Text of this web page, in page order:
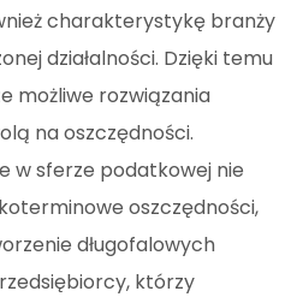
charakterystykę branży
działalności. Dzięki temu
możliwe rozwiązania
na oszczędności.
w sferze podatkowej nie
oszczędności,
długofalowych
którzy